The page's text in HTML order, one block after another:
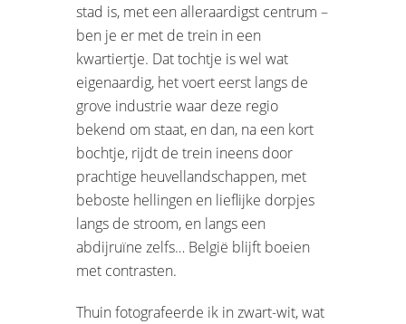
stad is, met een alleraardigst centrum –
ben je er met de trein in een
kwartiertje. Dat tochtje is wel wat
eigenaardig, het voert eerst langs de
grove industrie waar deze regio
bekend om staat, en dan, na een kort
bochtje, rijdt de trein ineens door
prachtige heuvellandschappen, met
beboste hellingen en lieflijke dorpjes
langs de stroom, en langs een
abdijruïne zelfs… België blijft boeien
met contrasten.
Thuin fotografeerde ik in zwart-wit, wat